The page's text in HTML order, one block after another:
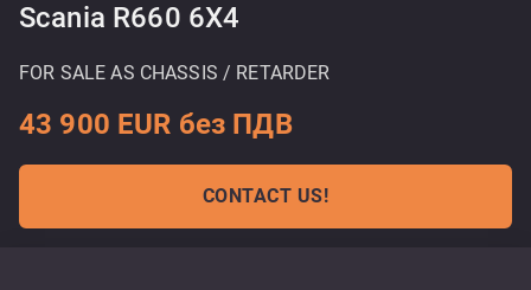
Scania R660 6X4
FOR SALE AS CHASSIS / RETARDER
43 900 EUR без ПДВ
CONTACT US!